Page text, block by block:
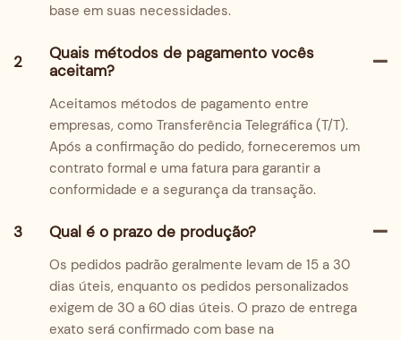
base em suas necessidades.
2
Quais métodos de pagamento vocês
aceitam?
Aceitamos métodos de pagamento entre
empresas, como Transferência Telegráfica (T/T).
Após a confirmação do pedido, forneceremos um
contrato formal e uma fatura para garantir a
conformidade e a segurança da transação.
3 Qual é o prazo de produção?
Os pedidos padrão geralmente levam de 15 a 30
dias úteis, enquanto os pedidos personalizados
exigem de 30 a 60 dias úteis. O prazo de entrega
exato será confirmado com base na